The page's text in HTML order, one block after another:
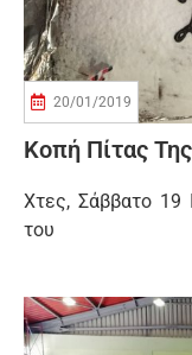
20/01/2019
Kοπή Πίτας
Χτες, Σάββατο 19
του